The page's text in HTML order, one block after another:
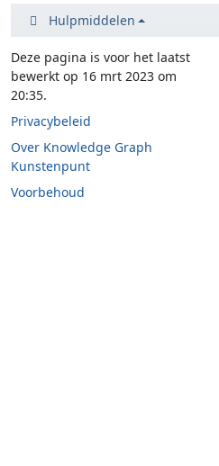
Hulpmiddelen
Deze pagina is voor het laatst
bewerkt op 16 mrt 2023 om
20:35.
Privacybeleid
Over Knowledge Graph
Kunstenpunt
Voorbehoud